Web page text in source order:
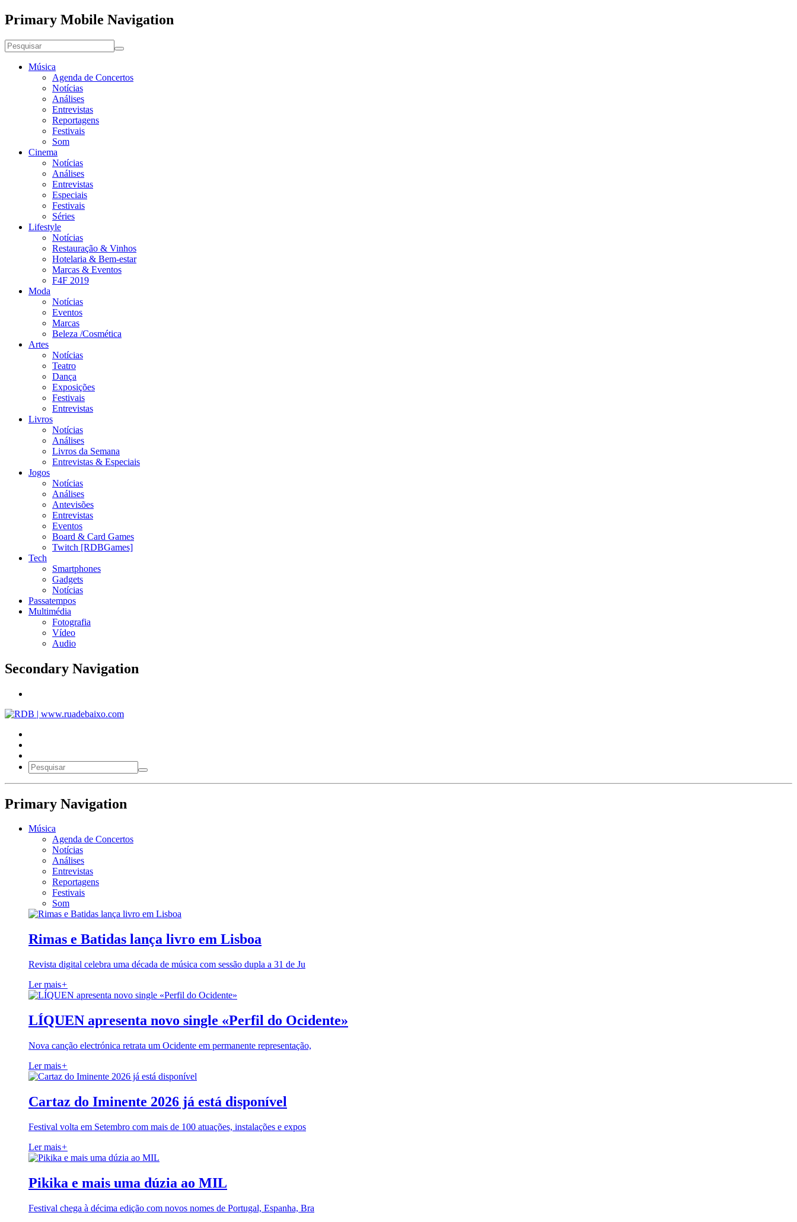
Primary Mobile Navigation
Música
Agenda de Concertos
Notícias
Análises
Entrevistas
Reportagens
Festivais
Som
Cinema
Notícias
Análises
Entrevistas
Especiais
Festivais
Séries
Lifestyle
Notícias
Restauração & Vinhos
Hotelaria & Bem-estar
Marcas & Eventos
F4F 2019
Moda
Notícias
Eventos
Marcas
Beleza /Cosmética
Artes
Notícias
Teatro
Dança
Exposições
Festivais
Entrevistas
Livros
Notícias
Análises
Livros da Semana
Entrevistas & Especiais
Jogos
Notícias
Análises
Antevisões
Entrevistas
Eventos
Board & Card Games
Twitch [RDBGames]
Tech
Smartphones
Gadgets
Notícias
Passatempos
Multimédia
Fotografia
Vídeo
Audio
Secondary Navigation
Primary Navigation
Música
Agenda de Concertos
Notícias
Análises
Entrevistas
Reportagens
Festivais
Som
Rimas e Batidas lança livro em Lisboa
Revista digital celebra uma década de música com sessão dupla a 31 de Ju
Ler mais+
LÍQUEN apresenta novo single «Perfil do Ocidente»
Nova canção electrónica retrata um Ocidente em permanente representação,
Ler mais+
Cartaz do Iminente 2026 já está disponível
Festival volta em Setembro com mais de 100 atuações, instalações e expos
Ler mais+
Pikika e mais uma dúzia ao MIL
Festival chega à décima edição com novos nomes de Portugal, Espanha, Bra